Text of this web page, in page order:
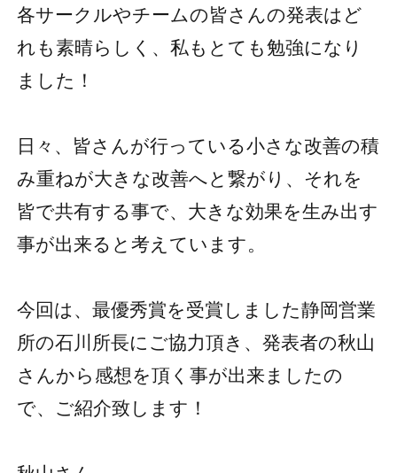
各サークルやチームの皆さんの発表はど
れも素晴らしく、私もとても勉強になり
ました！
日々、皆さんが行っている小さな改善の積
み重ねが大きな改善へと繋がり、それを
皆で共有する事で、大きな効果を生み出す
事が出来ると考えています。
今回は、最優秀賞を受賞しました静岡営業
所の石川所長にご協力頂き、発表者の秋山
さんから感想を頂く事が出来ましたの
で、ご紹介致します！